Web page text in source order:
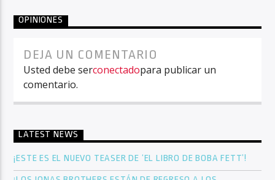
OPINIONES
DEJA UN COMENTARIO
Usted debe serconectadopara publicar un
comentario.
LATEST NEWS
¡ESTE ES EL NUEVO TEASER DE ‘EL LIBRO DE BOBA FETT’!